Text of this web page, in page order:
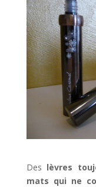
Des lèvres
mats qui ne